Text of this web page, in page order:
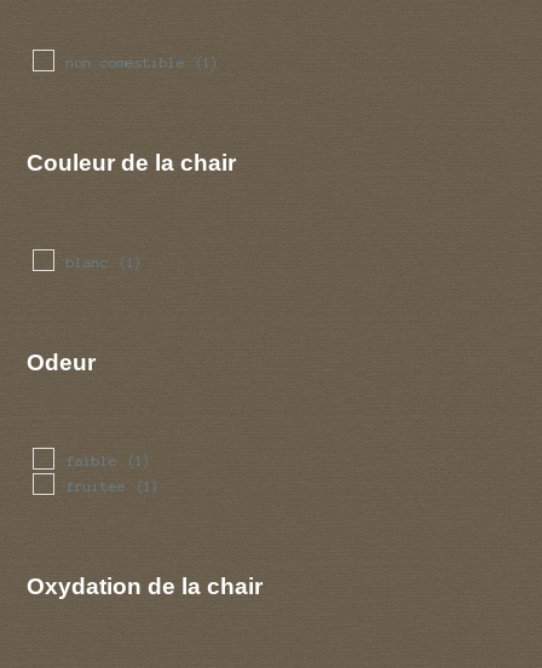
non comestible (1)
Couleur de la chair
blanc (1)
Odeur
faible (1)
fruitee (1)
Oxydation de la chair